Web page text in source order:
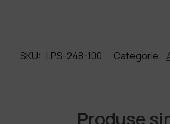
SKU: LPS-248-100 Categorie:
Produse